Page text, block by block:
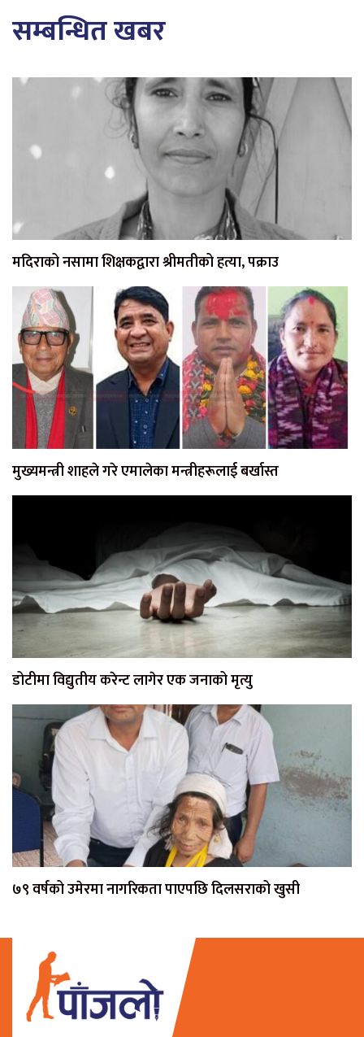
सम्बन्धित खबर
मदिराको नसामा शिक्षकद्वारा श्रीमतीको हत्या, पक्राउ
मुख्यमन्त्री शाहले गरे एमालेका मन्त्रीहरूलाई बर्खास्त
डोटीमा विद्युतीय करेन्ट लागेर एक जनाको मृत्यु
७९ वर्षको उमेरमा नागरिकता पाएपछि दिलसराको खुसी